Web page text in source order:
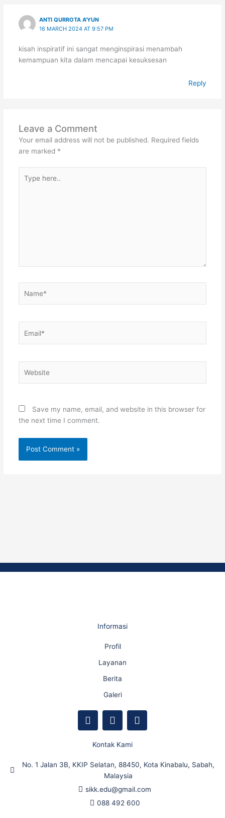
ANTI QURROTA A'YUN
16 MARCH 2024 AT 9:57 PM
kisah inspiratif ini sangat menginspirasi menambah
kemampuan kita dalam mencapai kesuksesan
Reply
Leave a Comment
Your email address will not be published. Required fields
are marked *
here..
Save my name, email, and website in this browser for
the next time I comment.
Informasi
Profil
Layanan
Berita
Galeri
F
a
e
o
k
Y
o
t
b
e
I
n
g
a
m
Kontak Kami
No. 1 Jalan 3B, KKIP Selatan, 88450, Kota Kinabalu, Sabah,
Malaysia
sikk.edu@gmail.com
088 492 600